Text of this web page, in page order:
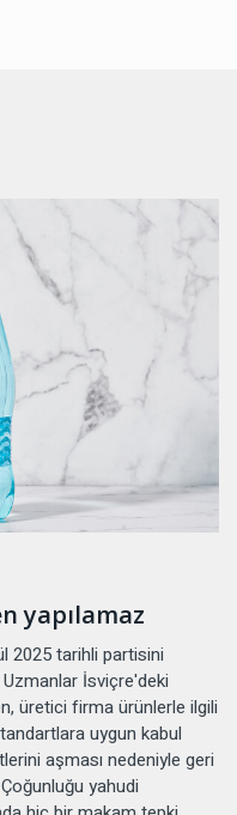
yapılamaz
2025 tarihli partisini
İsviçre'deki
üretici firma ürünlerle ilgili
uygun kabul
aşması nedeniyle geri
yahudi